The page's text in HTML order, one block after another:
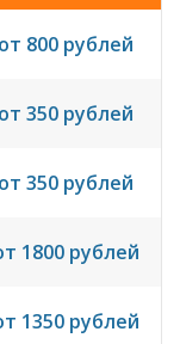
от 800 рублей
от 350 рублей
от 350 рублей
1800 рублей
1350 рублей